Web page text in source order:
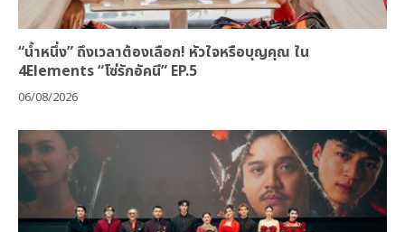
“น้ำหนึ่ง” ถึงเวลาต้องเลือก! หัวใจหรือบุญคุณ ใน
4Elements “โซ่รักอัคนี” EP.5
06/08/2026